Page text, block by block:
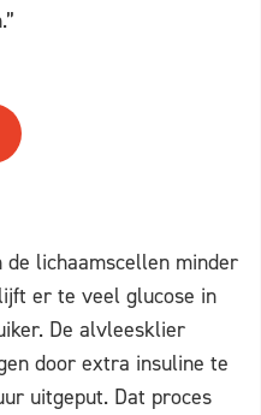
lichaamscellen minder
er te veel glucose in
De alvleesklier
door extra insuline te
uitgeput. Dat proces